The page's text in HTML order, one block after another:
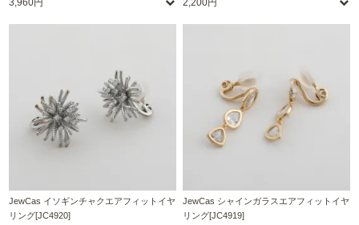
JewCas イソギンチャクエアフィットイヤ
リング[JC4920]
JewCas シャインガラスエアフィットイヤ
リング[JC4919]